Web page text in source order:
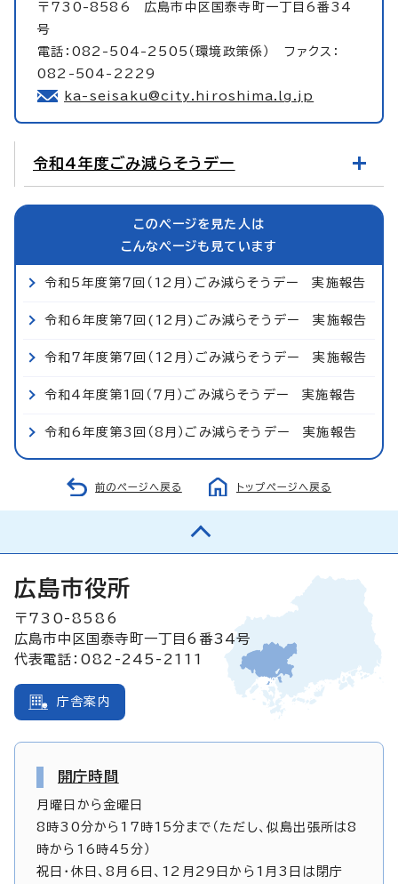
〒730-8586 広島市中区国泰寺町一丁目6番34
号
電話：082-504-2505（環境政策係） ファクス：
082-504-2229
ka-seisaku@city.hiroshima.lg.jp
令和4年度ごみ減らそうデー
このページを見た人は
こんなページも見ています
令和5年度第7回（12月）ごみ減らそうデー 実施報告
令和6年度第7回(12月)ごみ減らそうデー 実施報告
令和7年度第7回（12月）ごみ減らそうデー 実施報告
令和4年度第1回（7月）ごみ減らそうデー 実施報告
令和6年度第3回（8月）ごみ減らそうデー 実施報告
前のページへ戻る トップページへ戻る
広島市役所
〒730-8586
広島市中区国泰寺町一丁目6番34号
代表電話：082-245-2111
庁舎案内
開庁時間
月曜日から金曜日
8時30分から17時15分まで（ただし、似島出張所は8
時から16時45分）
祝日・休日、8月6日、12月29日から1月3日は閉庁